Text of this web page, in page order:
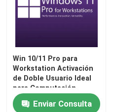
El servidor de Windows
servidor 2019 de las
Sql 2022 año
Win 10/11 Pro para
Workstation Activación
de Doble Usuario Ideal
para Computación
Avanzada
Enviar Consulta